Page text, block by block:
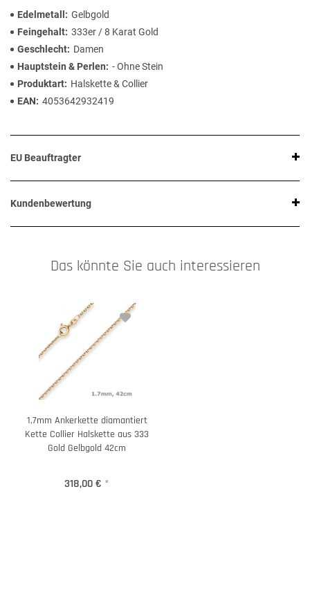
Edelmetall
Gelbgold
Feingehalt 333er / 8 Karat Gold
Geschlecht
Damen
Hauptstein & Perlen
- Ohne Stein
Produktart
Halskette & Collier
EAN
4053642932419
EU Beauftragter
Kundenbewertung
Das könnte Sie auch interessieren
1,7mm Ankerkette diamantiert
Kette Collier Halskette aus 333
Gold Gelbgold 42cm
318,00 € *